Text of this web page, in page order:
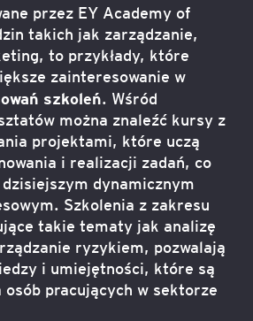
przez EY Academy of
takich jak zarządzanie,
to przykłady, które
zainteresowanie w
szkoleń. Wśród
można znaleźć kursy z
projektami, które uczą
i realizacji zadań, co
dynamicznym
Szkolenia z zakresu
takie tematy jak analizę
ryzykiem, pozwalają
i umiejętności, które są
osób pracujących w sektorze